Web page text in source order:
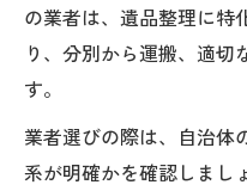
の業者は、遺品整理に特
り、分別から運搬、適切
す。
業者選びの際は、自治体
系が明確かを確認しまし